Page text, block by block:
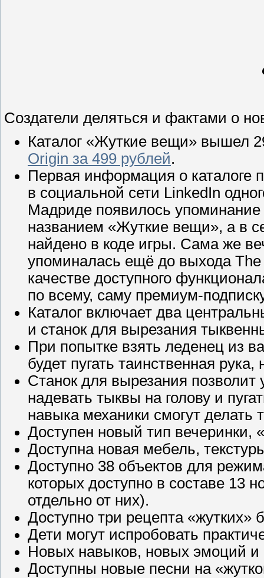
Создатели деляться и фактами о
Каталог «Жуткие вещи» вышел
Origin за 499 рублей.
Первая информация о каталоге
в социальной сети LinkedIn
Мадриде появилось упоминание
названием «Жуткие вещи», а в
найдено в коде игры. Сама же
упоминалась ещё до выхода The
качестве доступного
по всему, саму премиум-
Каталог включает два
и станок для вырезания
При попытке взять леденец из
будет пугать таинственная
Станок для вырезания
надевать тыквы на голову и
навыка механики смогут
Доступен новый тип вечеринки,
Доступна новая мебель,
Доступно 38 объектов для
которых доступно в составе 13
отдельно от них).
Доступно три рецепта «жутких»
Дети могут испробовать
Новых навыков, новых эмоций и
Доступны новые песни на